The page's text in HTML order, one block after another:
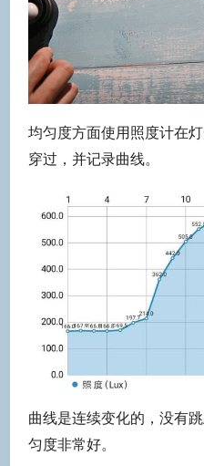
均匀度方面使用照度计在
穿过，并记录曲线。
曲线是连续变化的，没有
匀度非常好。